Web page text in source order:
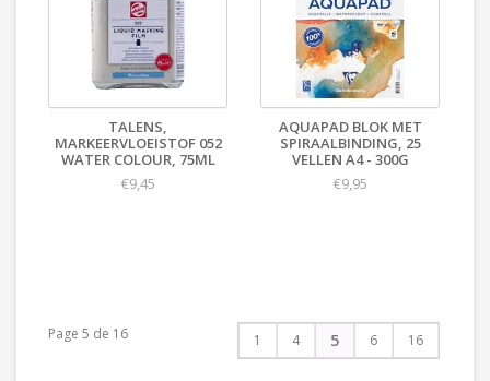
TALENS,
MARKEERVLOEISTOF 052
WATER COLOUR, 75ML
€9,45
AQUAPAD BLOK MET
SPIRAALBINDING, 25
VELLEN A4 - 300G
€9,95
Page 5 de 16 1 4 5 6 16